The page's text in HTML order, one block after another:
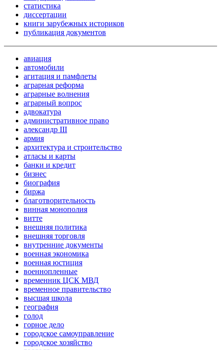
статистика
диссертации
книги зарубежных историков
публикация документов
авиация
автомобили
агитация и памфлеты
аграрная реформа
аграрные волнения
аграрный вопрос
адвокатура
административное право
александр III
армия
архитектура и строительство
атласы и карты
банки и кредит
бизнес
биография
биржа
благотворительность
винная монополия
витте
внешняя политика
внешняя торговля
внутренние документы
военная экономика
военная юстиция
военнопленные
временник ЦСК МВД
временное правительство
высшая школа
география
голод
горное дело
городское самоуправление
городское хозяйство